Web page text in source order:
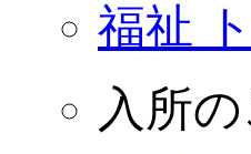
福祉
入所